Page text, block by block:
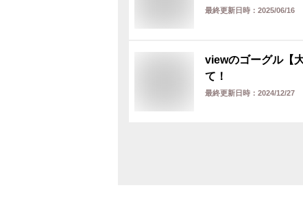
最終更新日時： 2025/06/16
viewのゴーグル【
て！
最終更新日時： 2024/12/27